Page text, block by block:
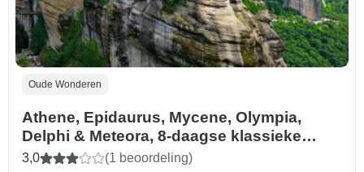
Oude Wonderen
Athene, Epidaurus, Mycene, Olympia,
Delphi & Meteora, 8-daagse klassieke
rondreis door Griekenland
3,0 (1 beoordeling)